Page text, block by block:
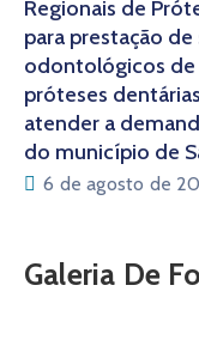
Regionais de
para prestação de
odontológicos
próteses
atender a
do município de
6 de agosto de
Galeria De